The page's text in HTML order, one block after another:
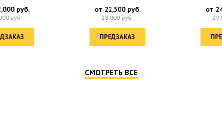
СМОТРЕТЬ ВСЕ